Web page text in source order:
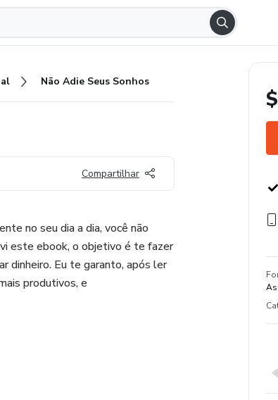
Não Adie Seus Sonhos
Compartilhar
no seu dia a dia, você não
este ebook, o objetivo é te fazer
dinheiro. Eu te garanto, após ler
produtivos, e